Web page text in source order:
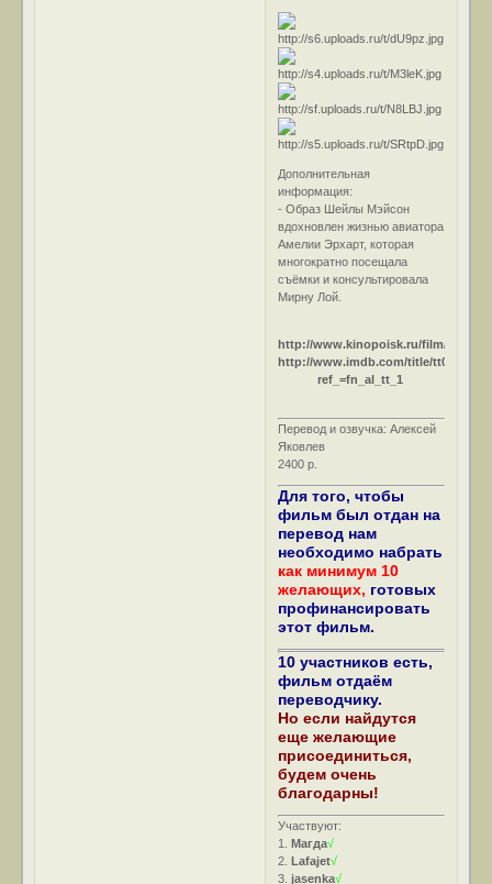
Дополнительная
информация:
- Образ Шейлы Мэйсон
вдохновлен жизнью авиатора
Амелии Эрхарт, которая
многократно посещала
съёмки и консультировала
Мирну Лой.
http://www.kinopoisk.ru/film/1026/
http://www.imdb.com/title/
ref_=fn_al_tt_1
Перевод и озвучка: Алексей
Яковлев
2400 р.
Для того, чтобы
фильм был отдан на
перевод нам
необходимо набрать
как минимум 10
желающих, готовых
профинансировать
этот фильм.
10 участников есть,
фильм отдаём
переводчику.
Но если найдутся
еще желающие
присоединиться,
будем очень
благодарны!
Участвуют:
1.Магда√
2.Lafajet√
3.jasenka√